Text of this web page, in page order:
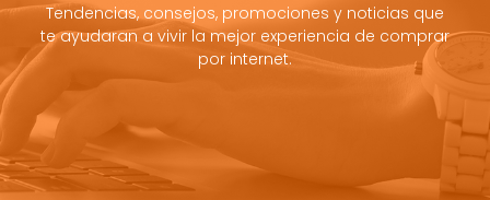
Tendencias, consejos, promociones y noticias que
te ayudaran a vivir la mejor experiencia de comprar
por internet.